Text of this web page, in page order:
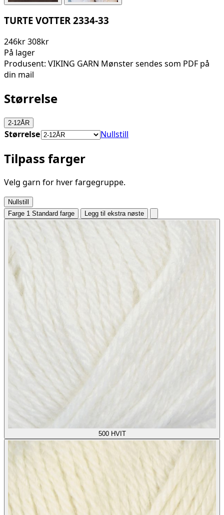
TURTE VOTTER 2334-33
246kr308kr
På lager
Produsent: VIKING GARN Mønster sendes som PDF på
din mail
Størrelse
2-12ÅR
Størrelse Nullstill
Tilpass farger
Velg garn for hver fargegruppe.
Nullstill
Farge 1 Standard farge Legg til ekstra nøste
500 HVIT